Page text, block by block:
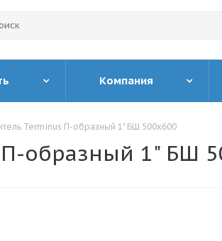
Компания
Terminus П-образный 1" БШ 500х600
образный 1" БШ